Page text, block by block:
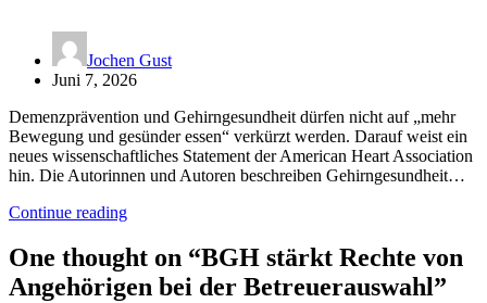
Jochen Gust
Juni 7, 2026
Demenzprävention und Gehirngesundheit dürfen nicht auf „mehr
Bewegung und gesünder essen“ verkürzt werden. Darauf weist ein
neues wissenschaftliches Statement der American Heart Association
hin. Die Autorinnen und Autoren beschreiben Gehirngesundheit…
Continue reading
One thought on “BGH stärkt Rechte von
Angehörigen bei der Betreuerauswahl”